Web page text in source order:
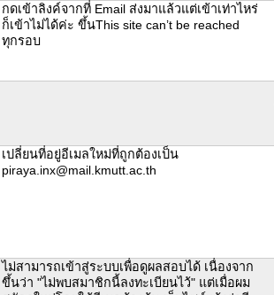
กดเข้าลิงค์จากที่ Email ส่งมาแล้วแต่เข้าเท่าไหร่
ก็เข้าไม่ได้ค่ะ ขึ้นThis site can’t be reached
ทุกรอบ
เปลี่ยนที่อยู่อีเมลใหม่ที่ถูกต้องเป็น
piraya.inx@mail.kmutt.ac.th
ไม่สามารถเข้าสู่ระบบเพื่อดูผลสอบได้ เนื่องจาก
ขึ้นว่า "ไม่พบสมาชิกนี้ลงทะเบียนไว้" แต่เมื่อผม